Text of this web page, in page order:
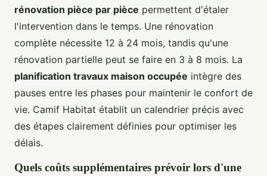
rénovation pièce par pièce permettent d'étaler
l'intervention dans le temps. Une rénovation
complète nécessite 12 à 24 mois, tandis qu'une
rénovation partielle peut se faire en 3 à 8 mois. La
planification travaux maison occupée intègre des
pauses entre les phases pour maintenir le confort de
vie. Camif Habitat établit un calendrier précis avec
des étapes clairement définies pour optimiser les
délais.
Quels coûts supplémentaires prévoir lors d'une